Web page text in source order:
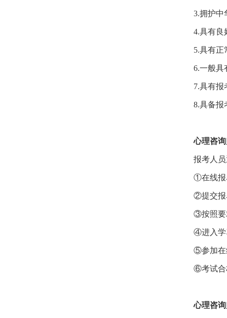
3.拥护中
4.具有良
5.具有正
6.一般具
7.具有报
8.具备报
心理咨
报考人
①在线报
②提交报
③按照要
④进入学
⑤参加在
⑥考试合
心理咨